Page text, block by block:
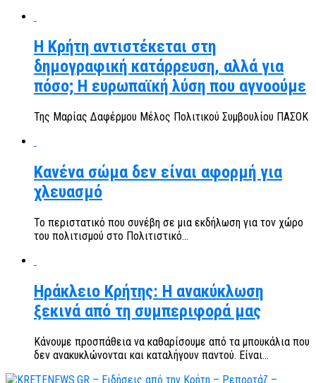
Η Κρήτη αντιστέκεται στη
δημογραφική κατάρρευση, αλλά για
πόσο; Η ευρωπαϊκή λύση που αγνοούμε
Της Μαρίας Δαφέρμου Μέλος Πολιτικού Συμβουλίου ΠΑΣΟΚ
Κανένα σώμα δεν είναι αφορμή για
χλευασμό
Το περιστατικό που συνέβη σε μια εκδήλωση για τον χώρο
του πολιτισμού στο Πολιτιστικό...
Ηράκλειο Κρήτης: Η ανακύκλωση
ξεκινά από τη συμπεριφορά μας
Κάνουμε προσπάθεια να καθαρίσουμε από τα μπουκάλια που
δεν ανακυκλώνονται και καταλήγουν παντού. Είναι...